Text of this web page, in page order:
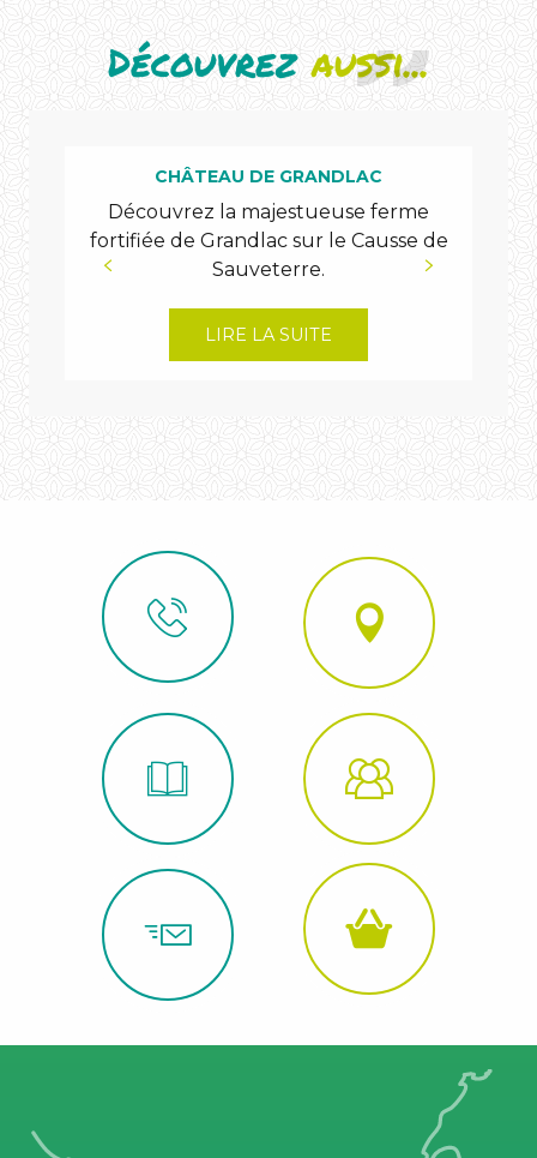
Découvrezaussi...
CHÂTEAU DE GRANDLAC
Découvrez la majestueuse ferme
fortifiée de Grandlac sur le Causse de
Sauveterre.
LIRE LA SUITE